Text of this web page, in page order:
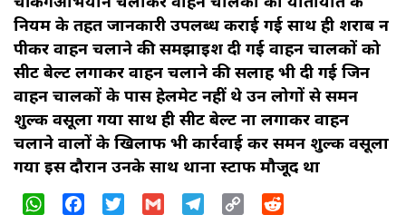
नियम के तहत जानकारी उपलब्ध कराई गई साथ ही शराब न
पीकर वाहन चलाने की समझाइश दी गई वाहन चालकों को
सीट बेल्ट लगाकर वाहन चलाने की सलाह भी दी गई जिन
वाहन चालकों के पास हेलमेट नहीं थे उन लोगों से समन
शुल्क वसूला गया साथ ही सीट बेल्ट ना लगाकर वाहन
चलाने वालों के खिलाफ भी कार्रवाई कर समन शुल्क वसूला
गया इस दौरान उनके साथ थाना स्टाफ मौजूद था
WhatsAppFacebookTwitter Gmail Telegram
Copy